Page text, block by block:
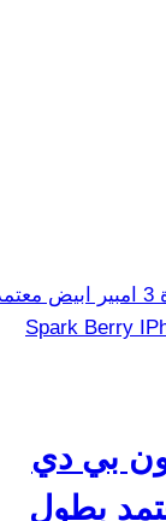
بي دي
معتمد بطول